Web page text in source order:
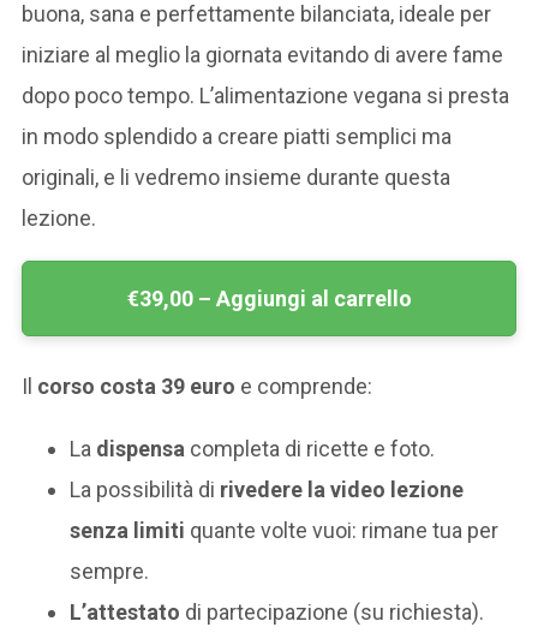
buona, sana e perfettamente bilanciata, ideale per
iniziare al meglio la giornata evitando di avere fame
dopo poco tempo. L’alimentazione vegana si presta
in modo splendido a creare piatti semplici ma
originali, e li vedremo insieme durante questa
lezione.
€39,00 – Aggiungi al carrello
Il corso costa 39 euro e comprende:
La dispensa completa di ricette e foto.
La possibilità di rivedere la video lezione
senza limiti quante volte vuoi: rimane tua per
sempre.
L’attestato di partecipazione (su richiesta).